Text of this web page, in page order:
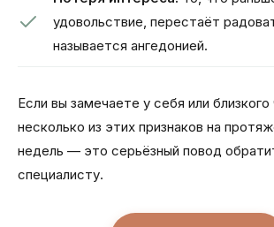
удовольствие, перестаёт
называется ангедонией.
Если вы замечаете у себя или близкого
несколько из этих признаков на
недель — это серьёзный повод
специалисту.